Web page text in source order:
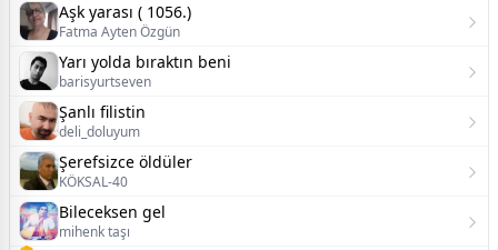
Aşk yarası ( 1056.)
Fatma Ayten Özgün
Yarı yolda bıraktın beni
barisyurtseven
Şanlı filistin
deli_doluyum
Şerefsizce öldüler
KÖKSAL-40
Bileceksen gel
mihenk taşı